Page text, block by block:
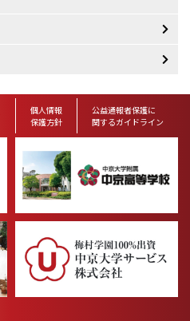
個人情報
保護方針
公益通報者保護に
関するガイドライン